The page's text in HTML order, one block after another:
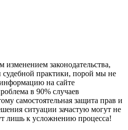
изменением законодательства,
судебной практики, порой мы не
на сайте
в 90% случаев
самостоятельная защита прав и
ситуации зачастую могут не
лишь к усложнению процесса!